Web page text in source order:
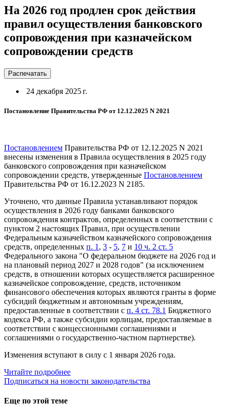
На 2026 год продлен срок действия
правил осуществления банковского
сопровождения при казначейском
сопровождении средств
Распечатать
24 декабря 2025 г.
Постановление Правительства РФ от 12.12.2025 N 2021
Постановлением Правительства РФ от 12.12.2025 N 2021
внесены изменения в Правила осуществления в 2025 году
банковского сопровождения при казначейском
сопровождении средств, утвержденные Постановлением
Правительства РФ от 16.12.2023 N 2185.
Уточнено, что данные Правила устанавливают порядок
осуществления в 2026 году банками банковского
сопровождения контрактов, определенных в соответствии с
пунктом 2 настоящих Правил, при осуществлении
Федеральным казначейством казначейского сопровождения
средств, определенных п. 1 , 3 - 5, 7 и 10 ч. 2 ст. 5
Федерального закона "О федеральном бюджете на 2026 год и
на плановый период 2027 и 2028 годов" (за исключением
средств, в отношении которых осуществляется расширенное
казначейское сопровождение, средств, источником
финансового обеспечения которых являются гранты в форме
субсидий бюджетным и автономным учреждениям,
предоставленные в соответствии с п. 4 ст. 78.1 Бюджетного
кодекса РФ, а также субсидии юрлицам, предоставляемые в
соответствии с концессионными соглашениями и
соглашениями о государственно-частном партнерстве).
Изменения вступают в силу с 1 января 2026 года.
Читайте подробнее
Подписаться на новости законодательства
Еще по этой теме